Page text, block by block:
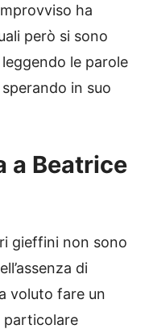
ha
però si sono
le parole
in suo
a Beatrice
gieffini non sono
di
voluto fare un
particolare